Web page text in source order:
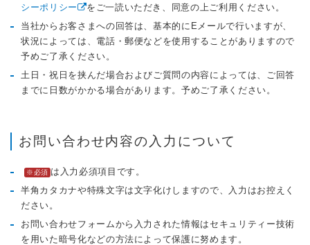
シーポリシー
をご一読いただき、同意の上ご利用ください。
当社からお客さまへの回答は、基本的にEメールで行いますが、
状況によっては、電話・郵便などを使用することがありますので
予めご了承ください。
土日・祝日を挟んだ場合およびご質問の内容によっては、ご回答
までに日数がかかる場合があります。予めご了承ください。
お問い合わせ内容の入力について
※必須 は入力必須項目です。
半角カタカナや特殊文字は文字化けしますので、入力はお控えく
ださい。
お問い合わせフォームから入力された情報はセキュリティー技術
を用いた暗号化などの方法によって保護に努めます。